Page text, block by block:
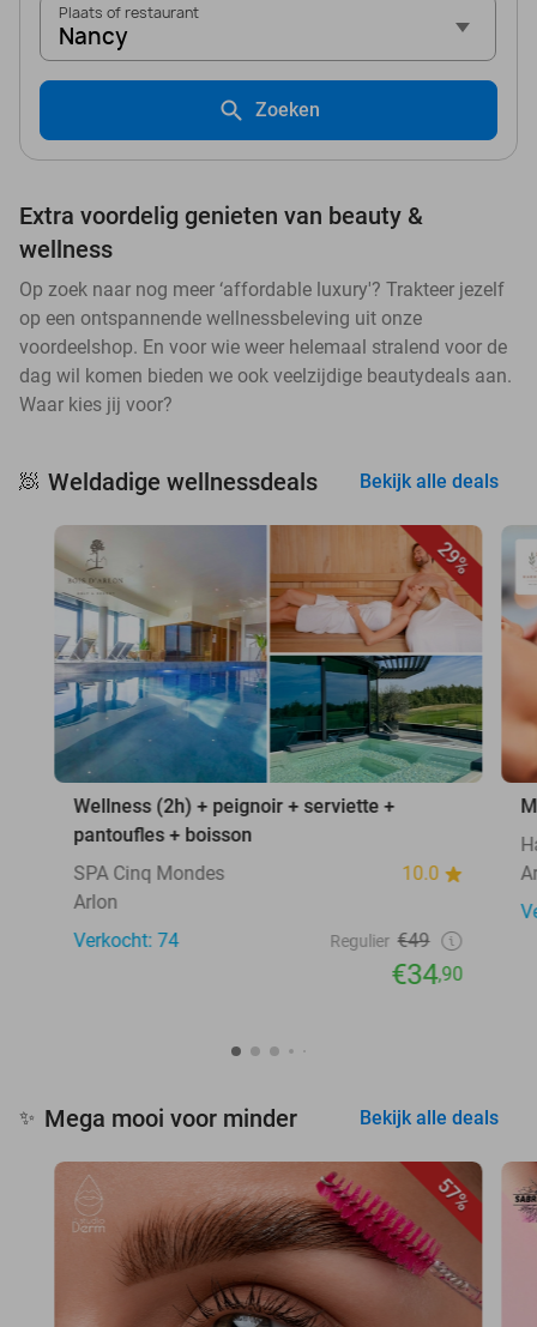
Plaats of restaurant
Nancy
Zoeken
Extra voordelig genieten van beauty &
wellness
Op zoek naar nog meer ‘affordable luxury'? Trakteer jezelf
op een ontspannende wellnessbeleving uit onze
voordeelshop. En voor wie weer helemaal stralend voor de
dag wil komen bieden we ook veelzijdige beautydeals aan.
Waar kies jij voor?
🧖 Weldadige wellnessdeals Bekijk alle deals
29%
Wellness (2h) + peignoir + serviette +
pantoufles + boisson
SPA Cinq Mondes
10.0
Arlon
Verkocht: 74
Regulier €49
€34,90
✨ Mega mooi voor minder Bekijk alle deals
57%